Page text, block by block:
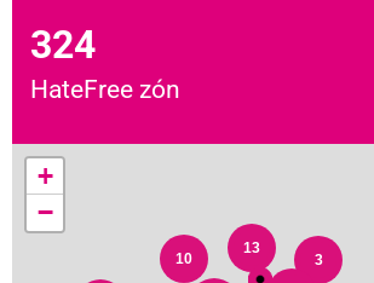
324
HateFree zón
3
13
10
+
−